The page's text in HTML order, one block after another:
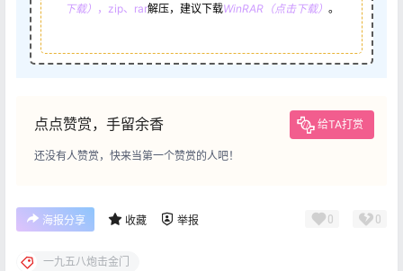
下载） ，zip、rar解压，建议下载WinRAR（点击下载） 。
点点赞赏，手留余香 给TA打赏
还没有人赞赏，快来当第一个赞赏的人吧！
海报分享 收藏 举报 0 0
一九五八炮击金门